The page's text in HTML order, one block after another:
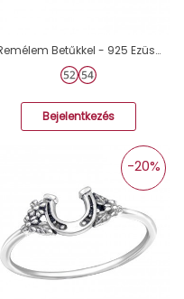
Remélem Betűkkel - 925 Ezüst Kő nélküli gyűrűk A4S15714
Bejelentkezés
-20%